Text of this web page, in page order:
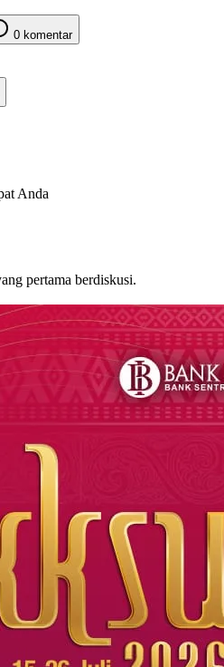
0 komentar
Anda
pertama berdiskusi.